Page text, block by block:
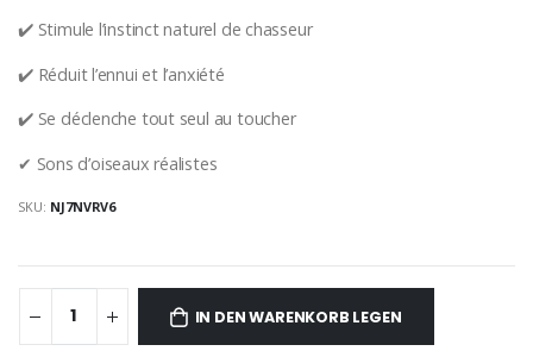
✔️Stimule l’instinct naturel de chasseur
✔️Réduit l’ennui et l’anxiété
✔️Se déclenche tout seul au toucher
✔ Sons d’oiseaux réalistes
SKU: NJ7NVRV6
IN DEN WARENKORB LEGEN